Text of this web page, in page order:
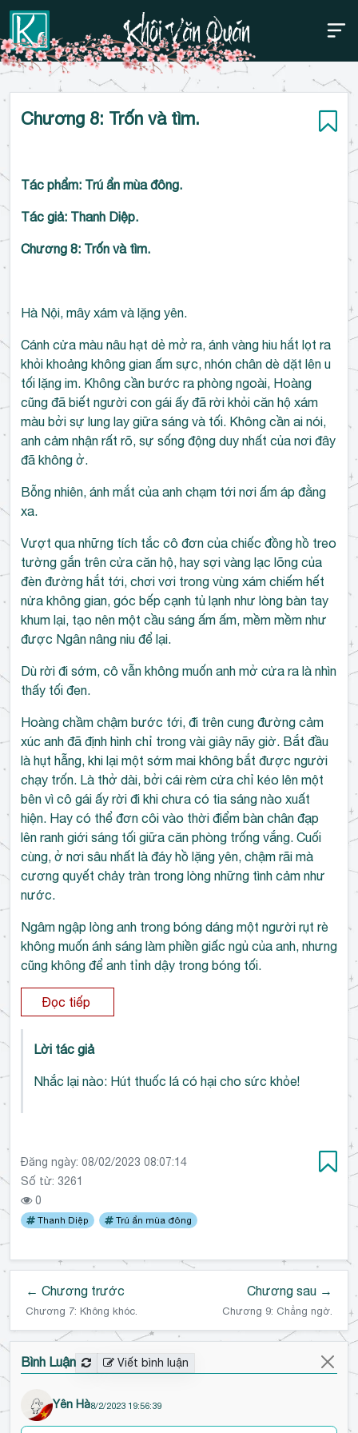
Bỏ
Thanh điều hướng trên
Chương 8: Trốn và tìm.
Tác phẩm: Trú ẩn mùa đông.
Tác giả: Thanh Diệp.
Chương 8: Trốn và tìm.
Hà Nội, mây xám và lặng yên.
Cánh cửa màu nâu hạt dẻ mở ra, ánh vàng hiu hắt lọt ra
khỏi khoảng không gian ấm sực, nhón chân dè dặt lên u
tối lặng im. Không cần bước ra phòng ngoài, Hoàng
cũng đã biết người con gái ấy đã rời khỏi căn hộ xám
màu bởi sự lung lay giữa sáng và tối. Không cần ai nói,
anh cảm nhận rất rõ, sự sống động duy nhất của nơi đây
đã không ở.
Bỗng nhiên, ánh mắt của anh chạm tới nơi ấm áp đằng
xa.
Vượt qua những tích tắc cô đơn của chiếc đồng hồ treo
tường gắn trên cửa căn hộ, hay sợi vàng lạc lõng của
đèn đường hắt tới, chơi vơi trong vùng xám chiếm hết
nửa không gian, góc bếp cạnh tủ lạnh như lòng bàn tay
khum lại, tạo nên một cầu sáng ấm ấm, mềm mềm như
được Ngân nâng niu để lại.
Dù rời đi sớm, cô vẫn không muốn anh mở cửa ra là nhìn
thấy tối đen.
Hoàng chầm chậm bước tới, đi trên cung đường cảm
xúc anh đã định hình chỉ trong vài giây nãy giờ. Bắt đầu
là hụt hẫng, khi lại một sớm mai không bắt được người
chạy trốn. Là thở dài, bởi cái rèm cửa chỉ kéo lên một
bên vì cô gái ấy rời đi khi chưa có tia sáng nào xuất
hiện. Hay có thể đơn côi vào thời điểm bàn chân đạp
lên ranh giới sáng tối giữa căn phòng trống vắng. Cuối
cùng, ở nơi sâu nhất là đáy hồ lặng yên, chậm rãi mà
cương quyết chảy tràn trong lòng những tình cảm như
nước.
Ngâm ngập lòng anh trong bóng dáng một người rụt rè
không muốn ánh sáng làm phiền giấc ngủ của anh, nhưng
cũng không để anh tỉnh dậy trong bóng tối.
Đọc tiếp
Lời tác giả
Nhắc lại nào: Hút thuốc lá có hại cho sức khỏe!
Đăng ngày: 08/02/2023 08:07:14
Số từ: 3261
0
Thanh Diệp Trú ẩn mùa đông
← Chương trước
Chương 7: Không khóc.
Chương sau →
Chương 9: Chẳng ngờ.
Bình Luận Viết bình luận
Yên Hà8/2/2023 19:56:39